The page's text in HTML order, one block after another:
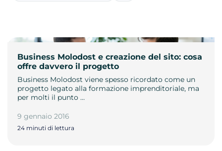
Business Molodost e creazione del sito: cosa
offre davvero il progetto
Business Molodost viene spesso ricordato come un
progetto legato alla formazione imprenditoriale, ma
per molti il punto …
9 gennaio 2016
24 minuti di lettura